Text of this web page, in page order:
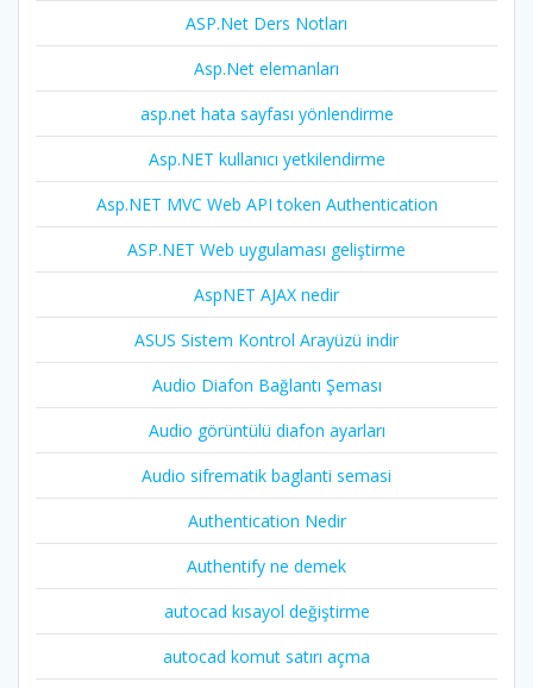
ASP.Net Ders Notları
Asp.Net elemanları
asp.net hata sayfası yönlendirme
Asp.NET kullanıcı yetkilendirme
Asp.NET MVC Web API token Authentication
ASP.NET Web uygulaması geliştirme
AspNET AJAX nedir
ASUS Sistem Kontrol Arayüzü indir
Audio Diafon Bağlantı Şeması
Audio görüntülü diafon ayarları
Audio sifrematik baglanti semasi
Authentication Nedir
Authentify ne demek
autocad kısayol değiştirme
autocad komut satırı açma